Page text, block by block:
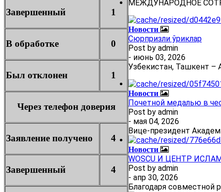
Завершенный 1
В обработке 0
Был отклонен 1
Через телефон доверия
Заявление получено 4
Завершенный 4
МЕЖДУНАРОДНОЕ
Новости
Сюрпризли ўриклар
Post by admin
- июнь 03, 2026
Узбекистан, Ташкент –
Новости
Почетной медалью в
Post by admin
- мая 04, 2026
Вице-президент
Новости
WOSCU И ЦЕНТР
Post by admin
- апр 30, 2026
Благодаря совместной